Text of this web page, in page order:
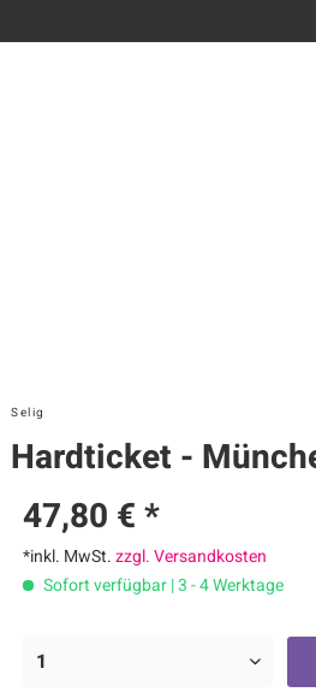
Selig
Hardticket -
47,80 € *
*inkl. MwSt.zzgl. Versandkosten
Sofort verfügbar | 3 - 4 Werktage